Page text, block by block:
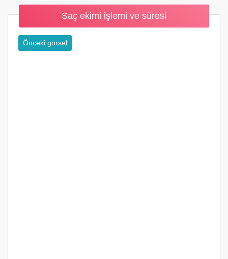
Saç ekimi işlemi ve süresi
Önceki görsel